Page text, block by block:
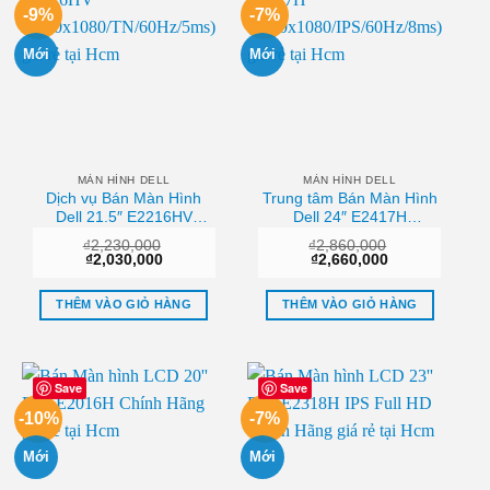
-9%
Mới
MÀN HÌNH DELL
Dịch vụ Bán Màn Hình
Dell 21.5″ E2216HV
Hcm
₫2,230,000
Giá
là:
₫2,230,000.
₫2,030,000Giá
tại
là:
₫2,030,000.
THÊM VÀO GIỎ HÀNG
-7%
Mới
MÀN HÌNH DELL
Trung tâm Bán Màn Hình
Dell 24″ E2417H
Uy tín
₫2,860,000
Giá
là:
₫2,860,000.
₫2,660,000Giá
tại
là:
₫2,660,000.
THÊM VÀO GIỎ HÀNG
Save
-10%
Mới
Save
-7%
Mới